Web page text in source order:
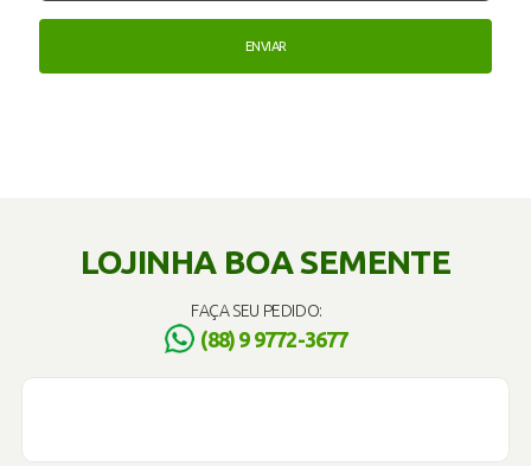
LOJINHA BOA SEMENTE
FAÇA SEU PEDIDO:
(88) 9 9772-3677